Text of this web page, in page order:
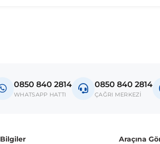
ve kasa tipleri kullanabilmektedir. Sipariş
0850 840 2814
WHATSAPP HATTI
0850 840 2814
ÇAĞRI MERKEZİ
Araçına